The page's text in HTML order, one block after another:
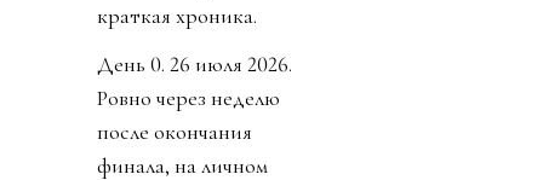
краткая хроника.
День 0. 26 июля 2026.
Ровно через неделю
после окончания
финала, на личном